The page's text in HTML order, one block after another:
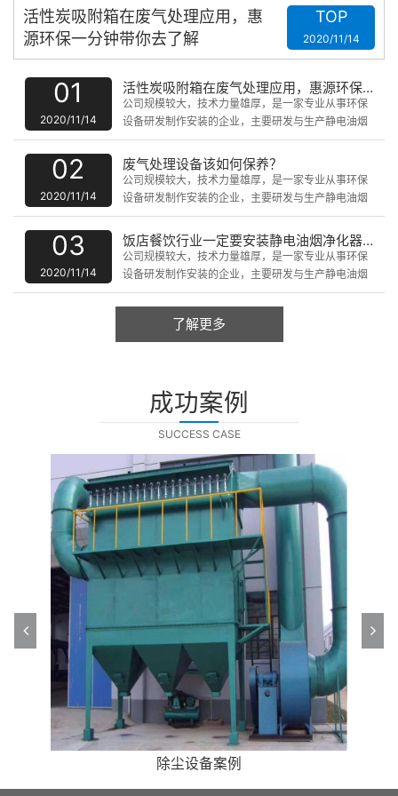
活性炭吸附箱在废气处理应用，惠
源环保一分钟带你去了解
TOP
2020/11/14
01
2020/11/14
活性炭吸附箱在废气处理应用，惠源环保一分钟带你去了解
公司规模较大，技术力量雄厚，是一家专业从事环保
设备研发制作安装的企业，主要研发与生产静电油烟
净化设备、uv光解静化设备、脉冲式除尘器、废气催
化燃烧处理设备、水洗噴淋塔、微波无级催化器、PP
板防腐设备、喷油房、无尘净化设备等产品。
02
2020/11/14
废气处理设备该如何保养？
公司规模较大，技术力量雄厚，是一家专业从事环保
设备研发制作安装的企业，主要研发与生产静电油烟
净化设备、uv光解静化设备、脉冲式除尘器、废气催
化燃烧处理设备、水洗噴淋塔、微波无级催化器、PP
板防腐设备、喷油房、无尘净化设备等产品。
03
2020/11/14
饭店餐饮行业一定要安装静电油烟净化器吗?
公司规模较大，技术力量雄厚，是一家专业从事环保
设备研发制作安装的企业，主要研发与生产静电油烟
净化设备、uv光解静化设备、脉冲式除尘器、废气催
化燃烧处理设备、水洗噴淋塔、微波无级催化器、PP
板防腐设备、喷油房、无尘净化设备等产品。
了解更多
成功案例
SUCCESS CASE
高效油烟净化处理案例
催化燃烧案例
喷淋塔案例
光氧净化设备案例
光氧净化设备案例
除尘设备案例
除尘设备案例
高效油烟净化处理案例
催化燃烧案例